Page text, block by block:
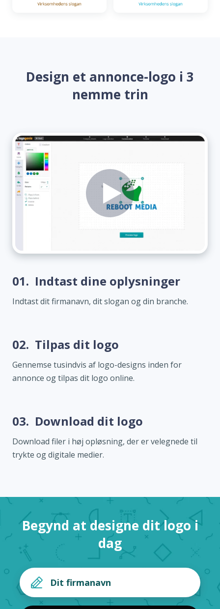
Design et annonce-logo i 3
nemme trin
01. Indtast dine oplysninger
Indtast dit firmanavn, dit slogan og din branche.
02. Tilpas dit logo
Gennemse tusindvis af logo-designs inden for
annonce og tilpas dit logo online.
03. Download dit logo
Download filer i høj opløsning, der er velegnede til
trykte og digitale medier.
Begynd at designe dit logo i
dag